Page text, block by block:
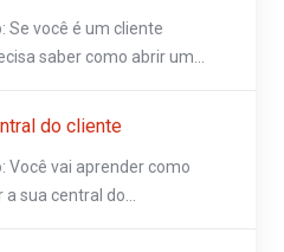
Se você é um cliente
saber como abrir um...
do cliente
Você vai aprender como
sua central do...